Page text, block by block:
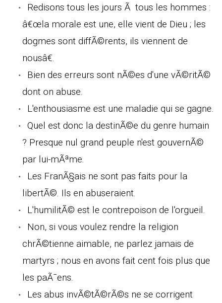
Redisons tous les jours Ã tous les hommes :
â€œla morale est une, elle vient de Dieu ; les
dogmes sont diffÃ©rents, ils viennent de
nousâ€.
Bien des erreurs sont nÃ©es d'une vÃ©ritÃ©
dont on abuse.
L'enthousiasme est une maladie qui se gagne.
Quel est donc la destinÃ©e du genre humain
? Presque nul grand peuple n'est gouvernÃ©
par lui-mÃªme.
Les FranÃ§ais ne sont pas faits pour la
libertÃ©. Ils en abuseraient.
L'humilitÃ© est le contrepoison de l'orgueil.
Non, si vous voulez rendre la religion
chrÃ©tienne aimable, ne parlez jamais de
martyrs ; nous en avons fait cent fois plus que
les paÃ¯ens.
Les abus invÃ©tÃ©rÃ©s ne se corrigent